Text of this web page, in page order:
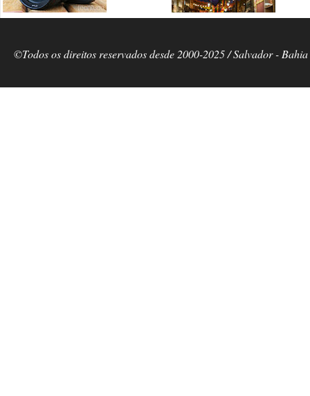
©Todos os direitos reservados desde 2000-2025 / Salvador -